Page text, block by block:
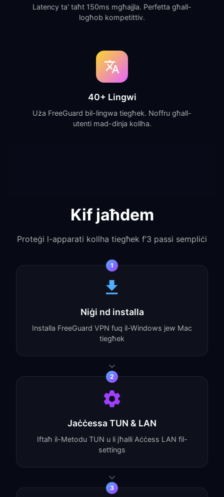
Latency ta' taħt 150ms mgħajjla. Perfetta għall-
logħob kompetittiv.
40+ Lingwi
Uża FreeGuard bil-lingwa tiegħek. Noffru għall-
utenti mad-dinja kollha.
Kif jaħdem
Proteġi l-apparati kollha tiegħek f’3 passi sempliċi
1
Niġi nd installa
Installa FreeGuard VPN fuq il-Windows jew Mac
tiegħek
2
Jaċċessa TUN & LAN
Iftaħ il-Metodu TUN u li jħalli Aċċess LAN fil-
settings
3